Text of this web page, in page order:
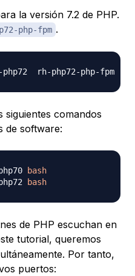
la versión 7.2 de PHP.
php-fpm .
rh-php72-php-fpm
siguientes comandos
de software:
bash
bash
de PHP escuchan en
tutorial, queremos
Por tanto,
puertos: